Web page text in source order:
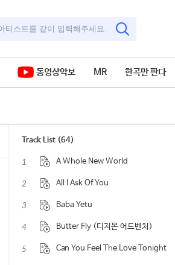
동영상악보 MR 한곡만 판다
Track List (64)
1 A Whole New World
2 All I Ask Of You
3 Baba Yetu
4 Butter Fly (디지몬 어드벤처)
5 Can You Feel The Love Tonight